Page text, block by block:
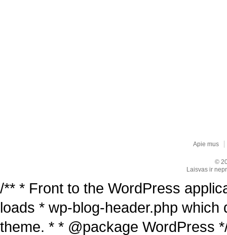
Apie mus
©
Laisvas ir
/** * Front to the WordPress
loads * wp-blog-header.php
theme. * * @package WordPress